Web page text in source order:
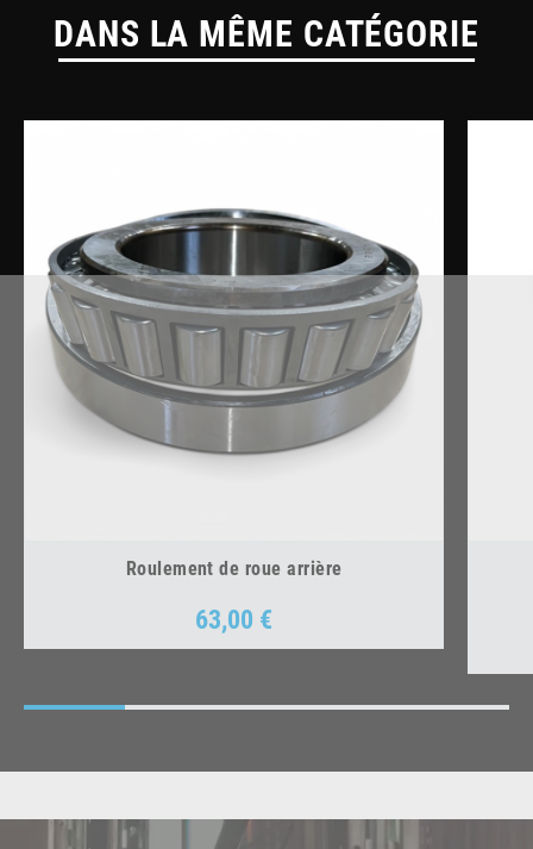
DANS LA MÊME CATÉGORIE
Roulement de roue arrière
Prix
63,00 €